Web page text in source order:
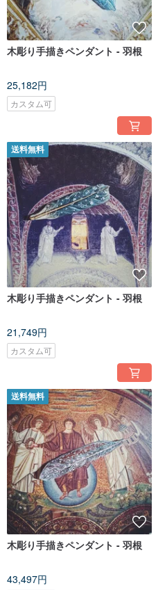
木彫り手描きペンダント - 羽根
25,182円
カスタム可
送料無料
木彫り手描きペンダント - 羽根
21,749円
カスタム可
送料無料
木彫り手描きペンダント - 羽根
43,497円